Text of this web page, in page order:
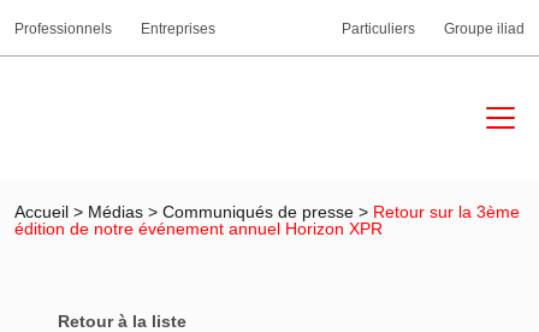
Professionnels Entreprises Particuliers Groupe iliad
Accueil > Médias > Communiqués de presse > Retour sur la 3ème
édition de notre événement annuel Horizon XPR
Retour à la liste